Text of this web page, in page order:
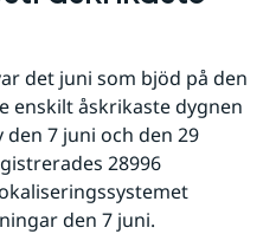
det juni som bjöd på den
enskilt åskrikaste dygnen
7 juni och den 29
28996
den 7 juni.